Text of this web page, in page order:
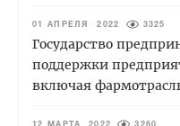
01 АПРЕЛЯ 2022 3325
Государство
поддержки
включая